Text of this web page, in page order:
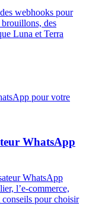
webhooks pour
brouillons, des
Luna et Terra
WhatsApp
WhatsApp
l’e-commerce,
conseils pour choisir